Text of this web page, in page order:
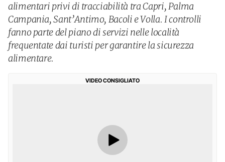
alimentari privi di tracciabilità tra Capri, Palma
Campania, Sant’Antimo, Bacoli e Volla. I controlli
fanno parte del piano di servizi nelle località
frequentate dai turisti per garantire la sicurezza
alimentare.
VIDEO CONSIGLIATO